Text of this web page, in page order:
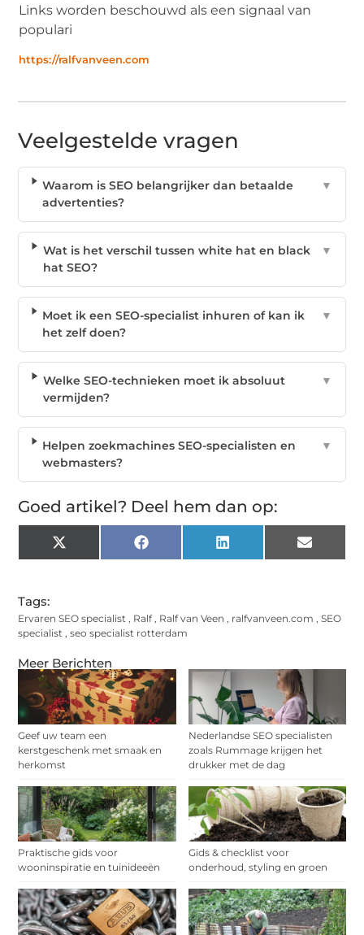
Meer Berichten
Geef uw team een
kerstgeschenk met smaak en
herkomst
Nederlandse SEO specialisten
zoals Rummage krijgen het
drukker met de dag
Praktische gids voor
wooninspiratie en tuinideeën
Gids & checklist voor
onderhoud, styling en groen
Links worden beschouwd als een signaal van
populari
https://ralfvanveen.com
Veelgestelde vragen
Waarom is SEO belangrijker dan betaalde
advertenties?
▼
Wat is het verschil tussen white hat en black
hat SEO?
▼
Moet ik een SEO-specialist inhuren of kan ik
het zelf doen?
▼
Welke SEO-technieken moet ik absoluut
vermijden?
▼
Helpen zoekmachines SEO-specialisten en
webmasters?
▼
Goed artikel? Deel hem dan op:
X
(Twitter)
Facebook LinkedIn Email
Tags:
Ervaren SEO specialist Ralf, Ralf van Veen ralfvanveen.com ,SEO
specialist ,seo specialist rotterdam